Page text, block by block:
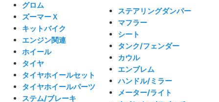
グロム
ズーマーＸ
キットバイク
エンジン関連
ホイール
タイヤ
タイヤホイールセット
タイヤホイールパーツ
ステム/ブレーキ
ステアリングダンパー
マフラー
シート
タンク/フェンダー
カウル
エンブレム
ハンドル/ミラー
メーター/ライト